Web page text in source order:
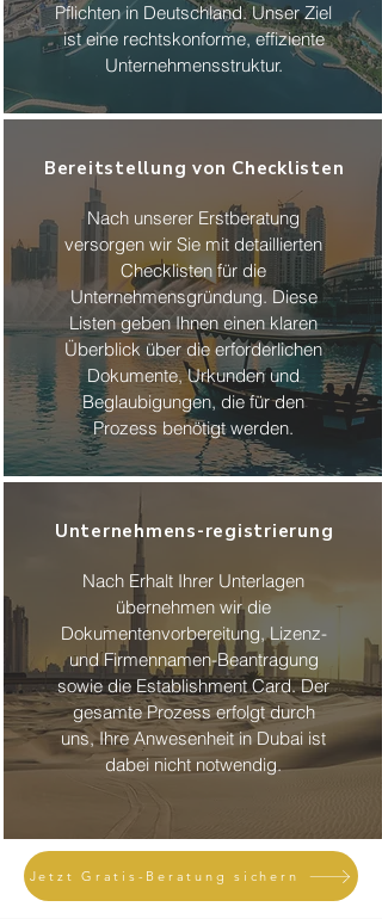
Pflichten in Deutschland. Unser Ziel
ist eine rechtskonforme, effiziente
Unternehmensstruktur.
Bereitstellung von Checklisten
Nach unserer Erstberatung
versorgen wir Sie mit detaillierten
Checklisten für die
Unternehmensgründung. Diese
Listen geben Ihnen einen klaren
Überblick über die erforderlichen
Dokumente, Urkunden und
Beglaubigungen, die für den
Prozess benötigt werden.
Unternehmens-registrierung
Nach Erhalt Ihrer Unterlagen
übernehmen wir die
Dokumentenvorbereitung, Lizenz-
und Firmennamen-Beantragung
sowie die Establishment Card. Der
gesamte Prozess erfolgt durch
uns, Ihre Anwesenheit in Dubai ist
dabei nicht notwendig.
Jetzt Gratis-Beratung sichern